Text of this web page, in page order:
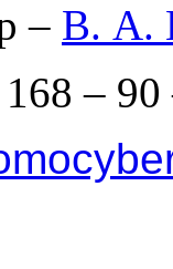
– В. А.
– 90